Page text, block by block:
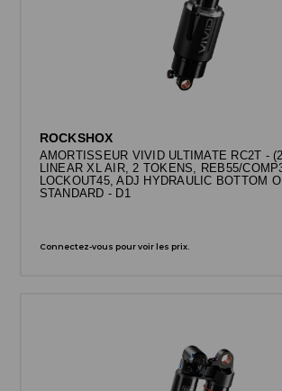
ROCKSHOX
AMORTISSEUR VIVID ULTIMATE RC2T -
LINEAR XL AIR, 2 TOKENS, REB55/
LOCKOUT45, ADJ HYDRAULIC BOTTOM
STANDARD - D1
Connectez-vous pour voir les prix.